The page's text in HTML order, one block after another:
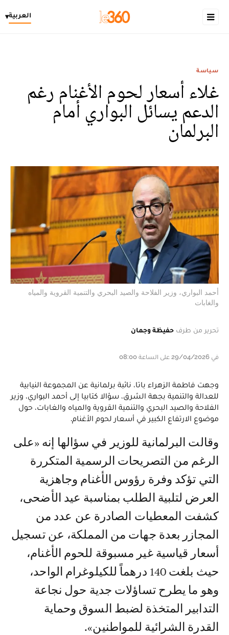
العربية▾
سياسة
غلاء أسعار لحوم الأغنام رغم
الدعم يسائل البواري أمام
البرلمان
أحمد البواري، وزير الفلاحة والصيد البحري والتنمية القروية والمياه
والغابات
تحرير من طرف حفيظة وجمان
في 29/04/2026 على الساعة 08:00
وجهت فاطمة الزهراء باتا، نائبة برلمانية عن المجموعة النيابية
للعدالة والتنمية بجهة الشرق، سؤالا كتابيا إلى أحمد البواري، وزير
الفلاحة والصيد البحري والتنمية القروية والمياه والغابات، حول
موضوع الارتفاع الكبير في أسعار لحوم الأغنام.
وقالت البرلمانية للوزير في سؤالها إنه «على
الرغم من التصريحات الرسمية المتكررة
التي تؤكد وفرة رؤوس الأغنام وجاهزية
العرض لتلبية الطلب بمناسبة عيد الأضحى،
كشفت المعطيات الصادرة عن عدد من
المجازر بعدة جهات من المملكة، عن تسجيل
أسعار قياسية غير مسبوقة للحوم الأغنام،
حيث بلغت 140 درهماً للكيلوغرام الواحد،
وهو ما يطرح تساؤلات جدية حول نجاعة
التدابير المتخذة لضبط السوق وحماية
القدرة الشرائية للمواطنين».